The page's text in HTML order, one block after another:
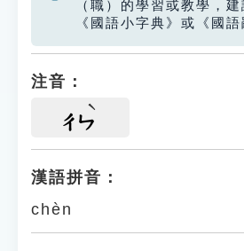
（職）的學習或教學，
《國語小字典》或《國
注音：
ㄔㄣ
漢語拼音：
chèn